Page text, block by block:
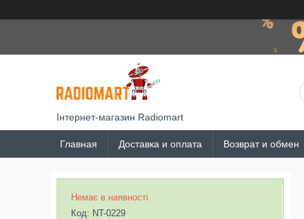
Інтернет-магазин Radiomart
Главная Доставка и оплата Возврат и обмен
Немає в наявності
Код: NT-0229